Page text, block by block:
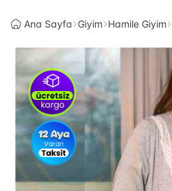
Ana Sayfa Giyim Hamile Giyim